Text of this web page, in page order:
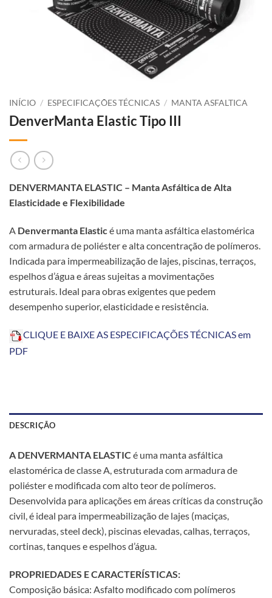
INÍCIO / ESPECIFICAÇÕES TÉCNICAS / MANTA ASFALTICA
DenverManta Elastic Tipo III
DENVERMANTA ELASTIC – Manta Asfáltica de Alta
Elasticidade e Flexibilidade
A Denvermanta Elasticé uma manta asfáltica elastomérica
com armadura de poliéster e alta concentração de polímeros.
Indicada para impermeabilização de lajes, piscinas, terraços,
espelhos d’água e áreas sujeitas a movimentações
estruturais. Ideal para obras exigentes que pedem
desempenho superior, elasticidade e resistência.
CLIQUE E BAIXE AS ESPECIFICAÇÕES TÉCNICAS em
PDF
DESCRIÇÃO
A DENVERMANTA ELASTIC é uma manta asfáltica
elastomérica de classe A, estruturada com armadura de
poliéster e modificada com alto teor de polímeros.
Desenvolvida para aplicações em áreas críticas da construção
civil, é ideal para impermeabilização de lajes (maciças,
nervuradas, steel deck), piscinas elevadas, calhas, terraços,
cortinas, tanques e espelhos d’água.
PROPRIEDADES E CARACTERÍSTICAS:
Composição básica: Asfalto modificado com polímeros